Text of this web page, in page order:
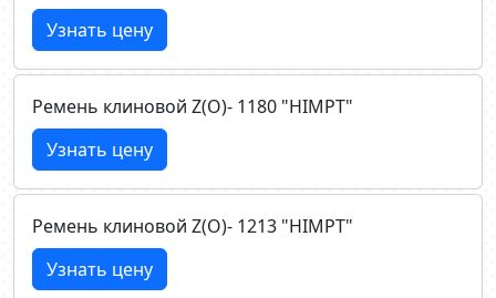
Узнать цену
Ремень клиновой Z(О)- 1180 "HIMPT"
Узнать цену
Ремень клиновой Z(О)- 1213 "HIMPT"
Узнать цену